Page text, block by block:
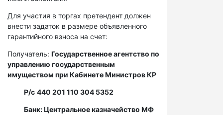
Для участия в торгах претендент должен
внести задаток в размере объявленного
гарантийного взноса на счет:
Получатель: Государственное агентство по
управлению государственным
имуществом при Кабинете Министров КР
Р/с 440 201 110 304 5352
Банк: Центральное казначейство МФ